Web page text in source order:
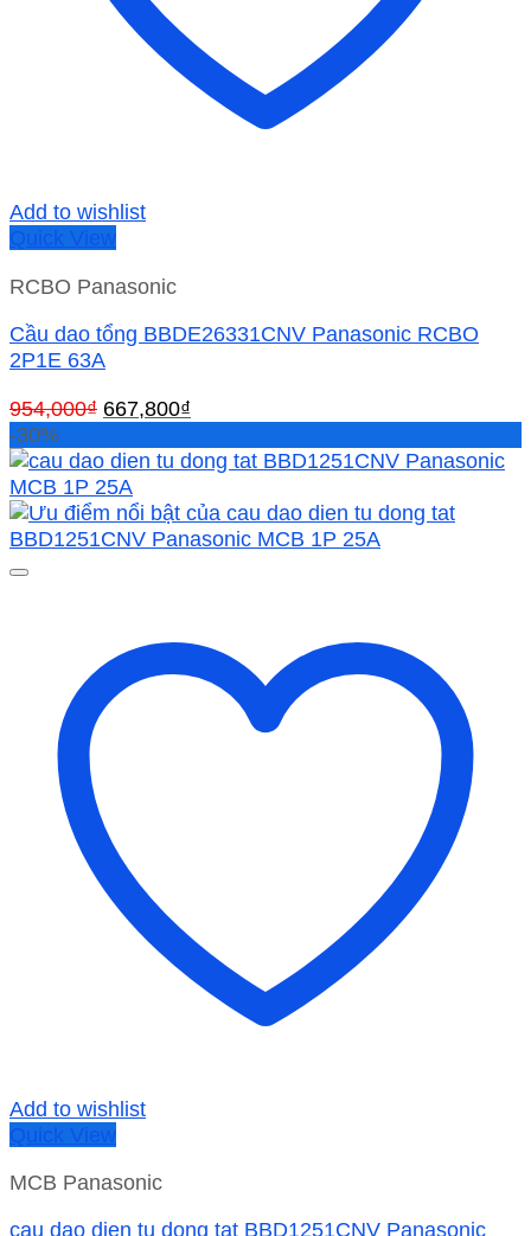
Add to wishlist
Quick View
RCBO Panasonic
Cầu dao tổng BBDE26331CNV Panasonic RCBO
2P1E 63A
954,000₫ Giá
là:
954,000₫.
667,800₫
tại
667,800₫.
-30%
Add to wishlist
Quick View
MCB Panasonic
cau dao dien tu dong tat BBD1251CNV Panasonic